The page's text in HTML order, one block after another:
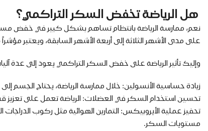
هل الرياضة تخفض السكر التراكمي؟
على مدى الأشهر الثلاثة إلى أربعة الأشهر السابقة، ويعتبر
وإليك تأثير الرياضة على خفض السكر التراكمي يعود إلى عدة
زيادة حساسية الأنسولين: خلال ممارسة الرياضة، يحتاج الجسم
تحسين استخدام السكر في العضلات: الرياضة تعمل على
تحفيز عملية الأيروبيكس: التمارين الهوائية مثل ركوب
مستويات السكر.